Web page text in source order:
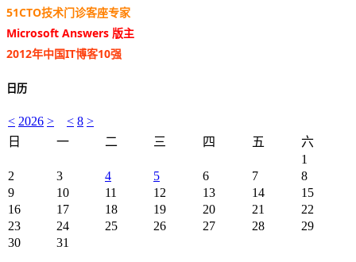
51CTO技术门诊客座专家
Microsoft Answers 版主
2012年中国IT博客10强
日历
< 2026 > < 8 >
日
一 二 三 四 五
六
1
2
3 4 5 6 7
8
9
10 11 12 13 14
15
16
17 18 19 20 21
22
23
24 25 26 27 28
29
30
31